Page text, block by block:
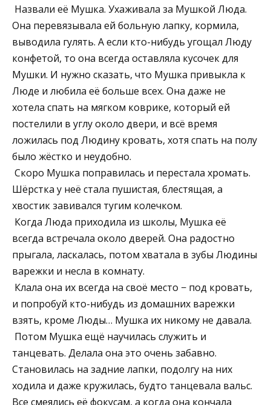
Назвали её Мушка. Ухаживала за Мушкой Люда.
Она перевязывала ей больную лапку, кормила,
выводила гулять. А если кто-нибудь угощал Люду
конфетой, то она всегда оставляла кусочек для
Мушки. И нужно сказать, что Мушка привыкла к
Люде и любила её больше всех. Она даже не
хотела спать на мягком коврике, который ей
постелили в углу около двери, и всё время
ложилась под Людину кровать, хотя спать на полу
было жёстко и неудобно.
Скоро Мушка поправилась и перестала хромать.
Шёрстка у неё стала пушистая, блестящая, а
хвостик завивался тугим колечком.
Когда Люда приходила из школы, Мушка её
всегда встречала около дверей. Она радостно
прыгала, ласкалась, потом хватала в зубы Людины
варежки и несла в комнату.
Клала она их всегда на своё место − под кровать,
и попробуй кто-нибудь из домашних варежки
взять, кроме Люды… Мушка их никому не давала.
Потом Мушка ещё научилась служить и
танцевать. Делала она это очень забавно.
Становилась на задние лапки, подолгу на них
ходила и даже кружилась, будто танцевала вальс.
Все смеялись её фокусам, а когда она кончала